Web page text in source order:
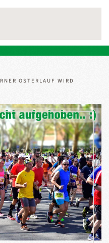
OSTERLAUF WIRD